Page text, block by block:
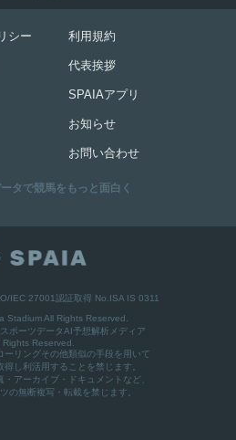
シー 利用規約
代表挨拶
SPAIAアプリ
お知らせ
お問い合わせ
タで競馬をもっと面白く
IEC 27001認証取得 No.ISA IS 0311
Stadium All Rights Reserved.
ポーツデータAI予想解析メディア
Rights Reserved.
ーリングその他類似の手段を用いて
し利活用することを禁じます。
アーカイブ・ドキュメントなど、
の無断複写・転載を禁じます。